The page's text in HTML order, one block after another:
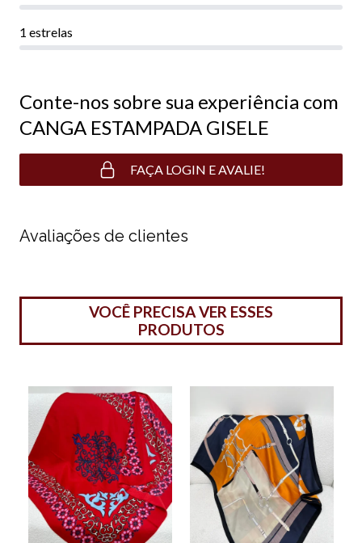
1 estrelas
Conte-nos sobre sua experiência com
CANGA ESTAMPADA GISELE
FAÇA LOGIN E AVALIE!
Avaliações de clientes
VOCÊ PRECISA VER ESSES
PRODUTOS